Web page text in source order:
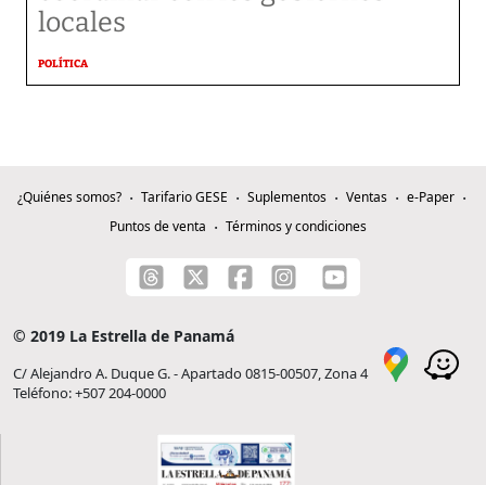
locales
POLÍTICA
¿Quiénes somos? Tarifario GESE Suplementos Ventas
e-Paper
Puntos de venta
Términos y condiciones
© 2019 La Estrella de Panamá
C/ Alejandro A. Duque G. - Apartado 0815-00507, Zona 4
Teléfono: +507 204-0000